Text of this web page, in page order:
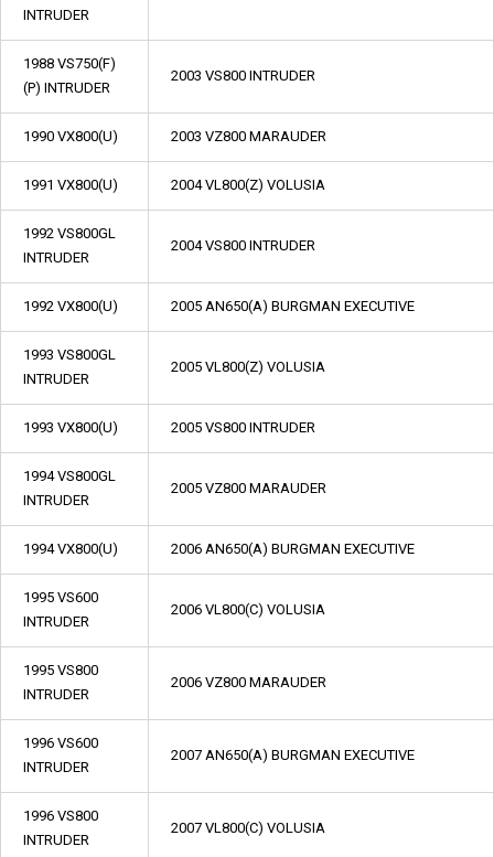
INTRUDER
1988 VS750(F)
(P) INTRUDER
2003 VS800 INTRUDER
1990 VX800(U) 2003 VZ800 MARAUDER
1991 VX800(U) 2004 VL800(Z) VOLUSIA
1992 VS800GL
INTRUDER
2004 VS800 INTRUDER
1992 VX800(U) 2005 AN650(A) BURGMAN EXECUTIVE
1993 VS800GL
INTRUDER
2005 VL800(Z) VOLUSIA
1993 VX800(U) 2005 VS800 INTRUDER
1994 VS800GL
INTRUDER
2005 VZ800 MARAUDER
1994 VX800(U) 2006 AN650(A) BURGMAN EXECUTIVE
1995 VS600
INTRUDER
2006 VL800(C) VOLUSIA
1995 VS800
INTRUDER
2006 VZ800 MARAUDER
1996 VS600
INTRUDER
2007 AN650(A) BURGMAN EXECUTIVE
1996 VS800
INTRUDER
2007 VL800(C) VOLUSIA